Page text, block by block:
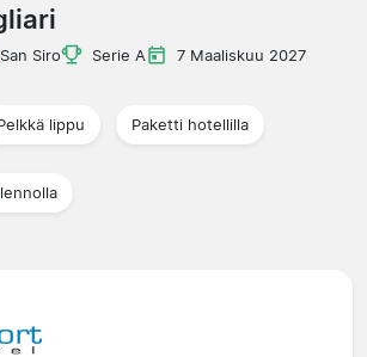
San Siro Serie A 7 Maaliskuu 2027
lippu Paketti hotellilla